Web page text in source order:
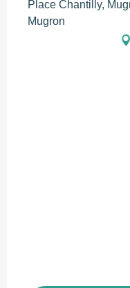
Place Chantilly,
Mugron